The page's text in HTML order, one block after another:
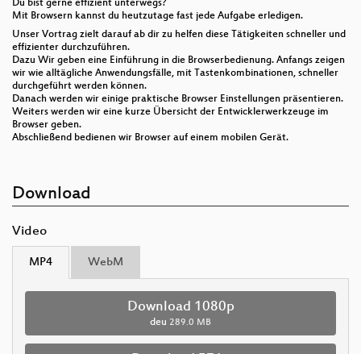
Du bist gerne effizient unterwegs?
Mit Browsern kannst du heutzutage fast jede Aufgabe erledigen.
Unser Vortrag zielt darauf ab dir zu helfen diese Tätigkeiten schneller und
effizienter durchzuführen.
Dazu Wir geben eine Einführung in die Browserbedienung. Anfangs zeigen
wir wie alltägliche Anwendungsfälle, mit Tastenkombinationen, schneller
durchgeführt werden können.
Danach werden wir einige praktische Browser Einstellungen präsentieren.
Weiters werden wir eine kurze Übersicht der Entwicklerwerkzeuge im
Browser geben.
Abschließend bedienen wir Browser auf einem mobilen Gerät.
Download
Video
MP4 WebM
Download 1080p
deu 289.0 MB